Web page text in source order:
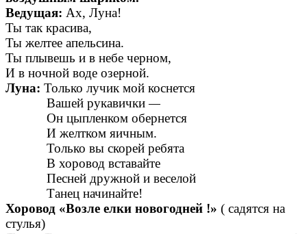
Ведущая: Ах, Луна!
Ты так красива,
Ты желтее апельсина.
Ты плывешь и в небе черном,
И в ночной воде озерной.
Луна: Только лучик мой коснется
Вашей рукавички—
Он цыпленком обернется
И желтком яичным.
Только вы скорей ребята
В хоровод вставайте
Песней дружной и веселой
Танец начинайте!
Хоровод «Возле елки новогодней !» ( садятся на
стулья)